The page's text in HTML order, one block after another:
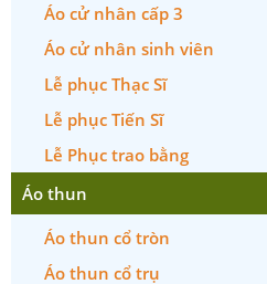
Áo cử nhân cấp 3
Áo cử nhân sinh viên
Lễ phục Thạc Sĩ
Lễ phục Tiến Sĩ
Lễ Phục trao bằng
Áo thun
Áo thun cổ tròn
Áo thun cổ trụ